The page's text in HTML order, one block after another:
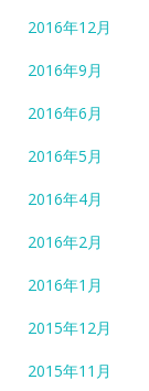
2016年12月
2016年9月
2016年6月
2016年5月
2016年4月
2016年2月
2016年1月
2015年12月
2015年11月